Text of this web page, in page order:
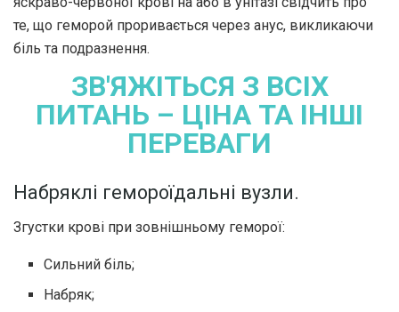
те, що геморой проривається через анус, викликаючи
біль та подразнення.
ЗВ'ЯЖІТЬСЯ З ВСІХ
ПИТАНЬ – ЦІНА ТА ІНШІ
ПЕРЕВАГИ
Набряклі гемороїдальні вузли.
Згустки крові при зовнішньому геморої:
Сильний біль;
Набряк;